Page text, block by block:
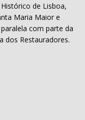
de Lisboa,
Maria Maior e
com parte da
dos Restauradores.